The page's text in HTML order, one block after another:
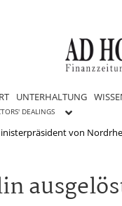
UNTERHALTUNG
DEALINGS
von